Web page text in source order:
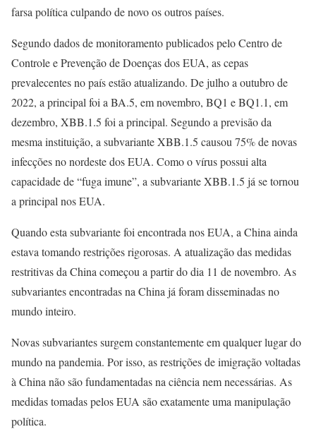
farsa política culpando de novo os outros países.
Segundo dados de monitoramento publicados pelo Centro de
Controle e Prevenção de Doenças dos EUA, as cepas
prevalecentes no país estão atualizando. De julho a outubro de
2022, a principal foi a BA.5, em novembro, BQ1 e BQ1.1, em
dezembro, XBB.1.5 foi a principal. Segundo a previsão da
mesma instituição, a subvariante XBB.1.5 causou 75% de novas
infecções no nordeste dos EUA. Como o vírus possui alta
capacidade de “fuga imune”, a subvariante XBB.1.5 já se tornou
a principal nos EUA.
Quando esta subvariante foi encontrada nos EUA, a China ainda
estava tomando restrições rigorosas. A atualização das medidas
restritivas da China começou a partir do dia 11 de novembro. As
subvariantes encontradas na China já foram disseminadas no
mundo inteiro.
Novas subvariantes surgem constantemente em qualquer lugar do
mundo na pandemia. Por isso, as restrições de imigração voltadas
à China não são fundamentadas na ciência nem necessárias. As
medidas tomadas pelos EUA são exatamente uma manipulação
política.